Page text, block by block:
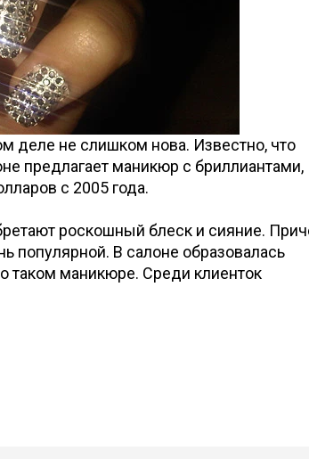
деле не слишком нова. Известно, что
предлагает маникюр с бриллиантами,
с 2005 года.
роскошный блеск и сияние.
популярной. В салоне образовалась
таком маникюре. Среди клиенток